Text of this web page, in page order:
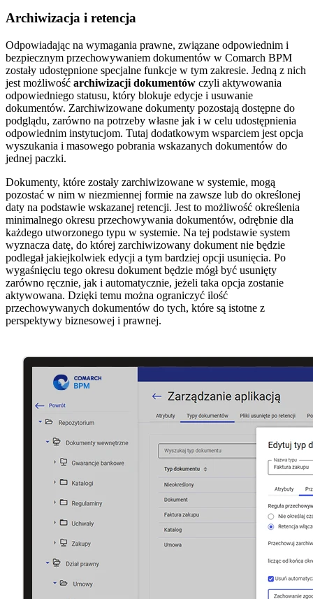
Archiwizacja i retencja
Odpowiadając na wymagania prawne, związane odpowiednim i
bezpiecznym przechowywaniem dokumentów w Comarch BPM
zostały udostępnione specjalne funkcje w tym zakresie. Jedną z nich
jest możliwość archiwizacji dokumentów czyli aktywowania
odpowiedniego statusu, który blokuje edycje i usuwanie
dokumentów. Zarchiwizowane dokumenty pozostają dostępne do
podglądu, zarówno na potrzeby własne jak i w celu udostępnienia
odpowiednim instytucjom. Tutaj dodatkowym wsparciem jest opcja
wyszukania i masowego pobrania wskazanych dokumentów do
jednej paczki.
Dokumenty, które zostały zarchiwizowane w systemie, mogą
pozostać w nim w niezmiennej formie na zawsze lub do określonej
daty na podstawie wskazanej retencji. Jest to możliwość określenia
minimalnego okresu przechowywania dokumentów, odrębnie dla
każdego utworzonego typu w systemie. Na tej podstawie system
wyznacza datę, do której zarchiwizowany dokument nie będzie
podlegał jakiejkolwiek edycji a tym bardziej opcji usunięcia. Po
wygaśnięciu tego okresu dokument będzie mógł być usunięty
zarówno ręcznie, jak i automatycznie, jeżeli taka opcja zostanie
aktywowana. Dzięki temu można ograniczyć ilość
przechowywanych dokumentów do tych, które są istotne z
perspektywy biznesowej i prawnej.